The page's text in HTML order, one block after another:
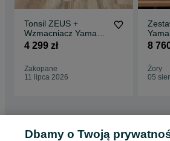
Tonsil ZEUS +
Wzmacniacz Yamaha
A-S701
4 299 zł
Zakopane
11 lipca 2026
8
Żory
05
Strona główna Elektronika Sprzęt audio
Dbamy o Twoją